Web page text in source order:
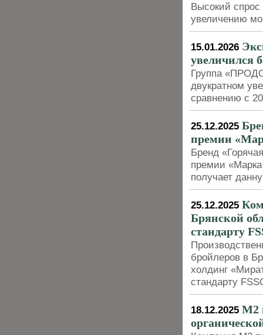
Высокий
увеличению
15.01.2026
увеличился
Группа
двукратном
сравнению с
25.12.2025
премии
Бренд
премии
получает
25.12.2025
Брянской
стандарту
бройлеров в
холдинг
стандарту
18.12.2025 M2